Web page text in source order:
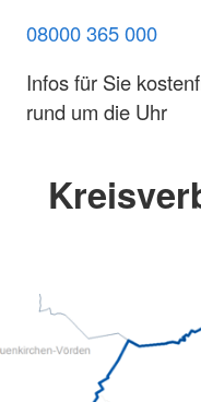
08000 365 000
Infos für Sie
rund um die Uhr